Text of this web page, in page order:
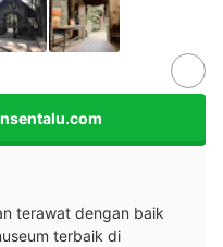
terawat dengan baik
terbaik di